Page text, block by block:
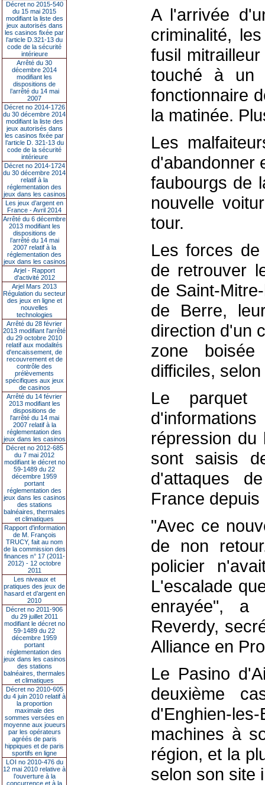
Décret no 2015-540
du 15 mai 2015
modifiant la liste des
jeux autorisés dans
les casinos fixée par
l’article D.321-13 du
code de la sécurité
intérieure
Arrêté du 30
décembre 2014
modifiant les
dispositions de
l’arrêté du 14 mai
2007
Décret no 2014-1726
du 30 décembre 2014
modifiant la liste des
jeux autorisés dans
les casinos fixée par
l’article D. 321-13 du
code de la sécurité
intérieure
Décret no 2014-1724
du 30 décembre 2014
relatif à la
réglementation des
jeux dans les casinos
Les jeux d’argent en
France - Avril 2014
Arrêté du 6 décembre
2013 modifiant les
dispositions de
l’arrêté du 14 mai
2007 relatif à la
réglementation des
jeux dans les casinos
Arjel - Rapport
d'activité 2012
Arjel Mars 2013
Régulation du secteur
des jeux en ligne et
nouvelles
technologies
Arrêté du 28 février
2013 modifiant l'arrêté
du 29 octobre 2010
relatif aux modalités
d'encaissement, de
recouvrement et de
contrôle des
prélèvements
spécifiques aux jeux
de casinos
Arrêté du 14 février
2013 modifiant les
dispositions de
l'arrêté du 14 mai
2007 relatif à la
réglementation des
jeux dans les casinos
Décret no 2012-685
du 7 mai 2012
modifiant le décret no
59-1489 du 22
décembre 1959
portant
réglementation des
jeux dans les casinos
des stations
balnéaires, thermales
et climatiques
Rapport d'information
de M. François
TRUCY, fait au nom
de la commission des
finances n° 17 (2011-
2012) - 12 octobre
2011
Les niveaux et
pratiques des jeux de
hasard et d’argent en
2010
Décret no 2011-906
du 29 juillet 2011
modifiant le décret no
59-1489 du 22
décembre 1959
portant
réglementation des
jeux dans les casinos
des stations
balnéaires, thermales
et climatiques
Décret no 2010-605
du 4 juin 2010 relatif à
la proportion
maximale des
sommes versées en
moyenne aux joueurs
par les opérateurs
agréés de paris
hippiques et de paris
sportifs en ligne
LOI no 2010-476 du
12 mai 2010 relative à
l’ouverture à la
concurrence et à la
A l'arrivée
criminalité,
fusil
touché à un
fonctionnaire
la matinée.
Les
d'abandonner
faubourgs de
nouvelle
tour.
Les forces
de retrouver
de Saint-
de Berre,
direction d'un
zone
difficiles,
Le
répression du
sont saisis
d'attaques
France
"Avec ce
de non
policier
L'escalade
enrayée", a
Reverdy,
Alliance en
Le Pasino
deuxième
d'Enghien-
machines à
région, et la
selon son site